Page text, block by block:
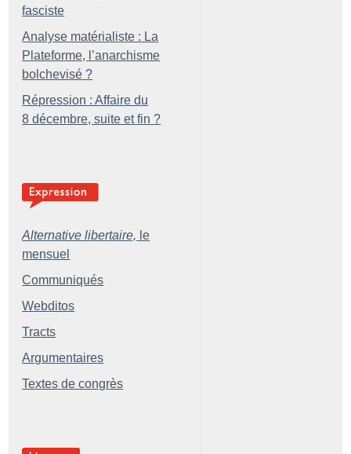
fasciste
Analyse matérialiste : La
Plateforme, l’anarchisme
bolchevisé ?
Répression : Affaire du
8 décembre, suite et fin ?
Alternative libertaire, le
mensuel
Communiqués
Webditos
Tracts
Argumentaires
Textes de congrès